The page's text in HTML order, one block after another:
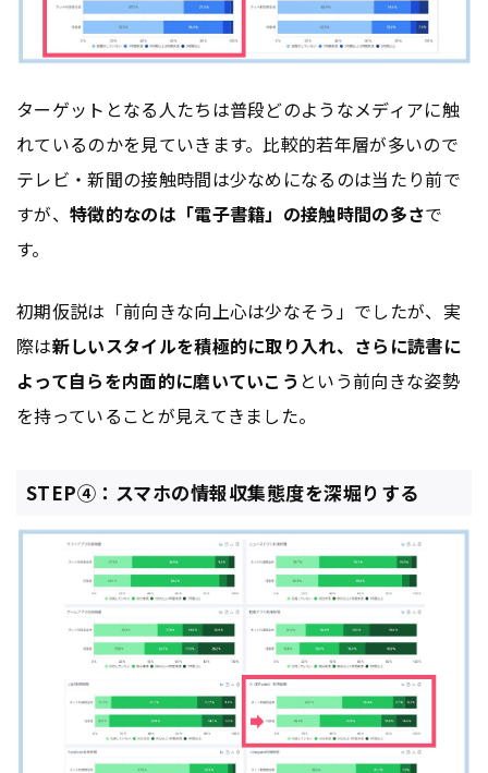
ターゲットとなる人たちは普段どのようなメディアに触
れているのかを見ていきます。比較的若年層が多いので
テレビ・新聞の接触時間は少なめになるのは当たり前で
すが、 特徴的なのは「電子書籍」の接触時間の多さで
す。
初期仮説は「前向きな向上心は少なそう」でしたが、実
際は新しいスタイルを積極的に取り入れ、さらに読書に
よって自らを内面的に磨いていこう という前向きな姿勢
を持っていることが見えてきました。
STEP④：スマホの情報収集態度を深堀りする